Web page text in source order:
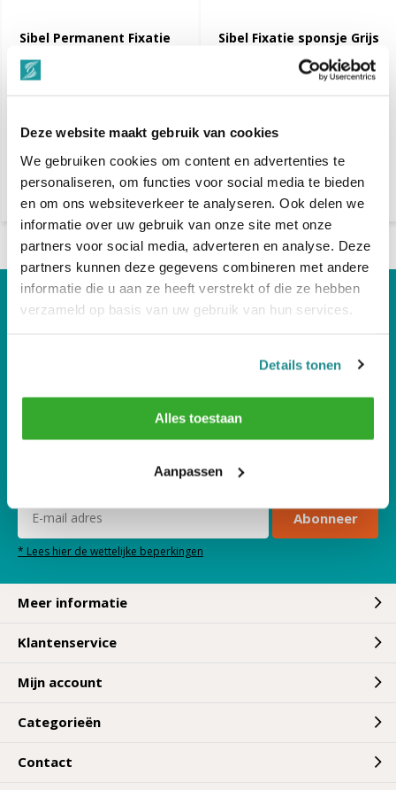
Deze website maakt gebruik van cookies
We gebruiken cookies om content en advertenties te
personaliseren, om functies voor social media te bieden
en om ons websiteverkeer te analyseren. Ook delen we
informatie over uw gebruik van onze site met onze
partners voor social media, adverteren en analyse. Deze
partners kunnen deze gegevens combineren met andere
informatie die u aan ze heeft verstrekt of die ze hebben
verzameld op basis van uw gebruik van hun services.
Details tonen
Alles toestaan
Aanpassen
Sibel Permanent Fixatie
Dinsdag in huis
Vergelijk
Sibel Fixatie sponsje Grijs
Dinsdag in huis
Vergelijk
Hulp Nodig?
Abonneer
* Lees hier de wettelijke beperkingen
Meer informatie
Klantenservice
Mijn account
Categorieën
Contact